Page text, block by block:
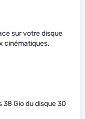
sur votre disque
cinématiques.
38 Gio du disque 30